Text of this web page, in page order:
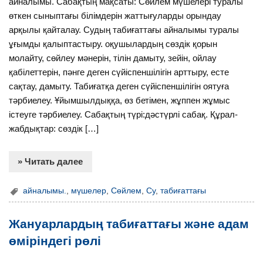
өткен сыныптағы білімдерін жаттығуларды орындау
арқылы қайталау. Судың табиғаттағы айналымы туралы
ұғымды қалыптастыру. оқушылардың сөздік қорын
молайту, сөйлеу мәнерін, тілін дамыту, зейін, ойлау
қабілеттерін, пәнге деген сүйіспеншілігін арттыру, есте
сақтау, дамыту. Табиғатқа деген сүйіспеншілігін оятуға
тәрбиелеу. Ұйымшылдыққа, өз бетімен, жұппен жұмыс
істеуге тәрбиелеу. Сабақтың түрі:дәстүрлі сабақ. Құрал-
жабдықтар: сөздік […]
» Читать далее
айналымы. мүшелер ,Сөйлем ,Су,табиғаттағы
Жануарлардың табиғаттағы және адам
өміріндегі рөлі